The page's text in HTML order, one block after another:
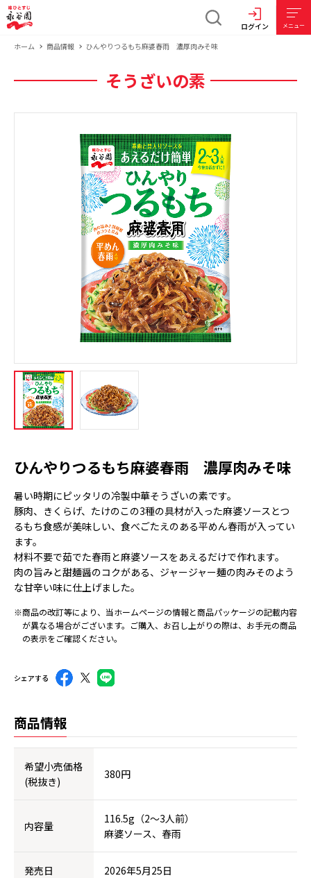
ログイン メニュー
ホーム 商品情報 ひんやりつるもち麻婆春雨 濃厚肉みそ味
そうざいの素
ひんやりつるもち麻婆春雨 濃厚肉みそ味
暑い時期にピッタリの冷製中華そうざいの素です。
豚肉、きくらげ、たけのこの3種の具材が入った麻婆ソースとつ
るもち食感が美味しい、食べごたえのある平めん春雨が入ってい
ます。
材料不要で茹でた春雨と麻婆ソースをあえるだけで作れます。
肉の旨みと甜麺醤のコクがある、ジャージャー麺の肉みそのよう
な甘辛い味に仕上げました。
※商品の改訂等により、当ホームページの情報と商品パッケージの記載内容
が異なる場合がございます。ご購入、お召し上がりの際は、お手元の商品
の表示をご確認ください。
シェアする
商品情報
希望小売価格
(税抜き)
380円
内容量
116.5g（2～3人前）
麻婆ソース、春雨
発売日 2026年5月25日